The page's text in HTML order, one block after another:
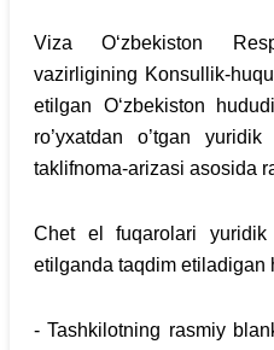
Viza O‘zbekiston
vazirligining Konsullik-
etilgan O‘zbekiston
ro’yxatdan o’tgan
taklifnoma-arizasi asosida
Chet el fuqarolari yuridik
etilganda taqdim etiladigan
- Tashkilotning rasmiy